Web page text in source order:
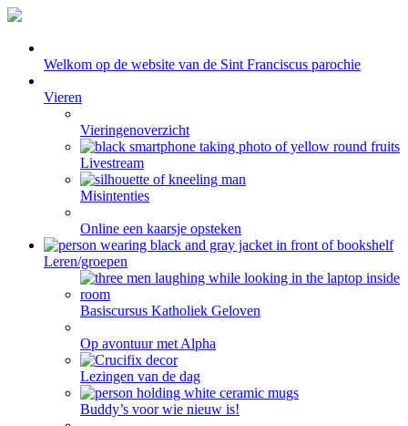
Welkom op de website van de Sint Franciscus parochie
Vieren
Vieringenoverzicht
Livestream
Misintenties
Online een kaarsje opsteken
Leren/groepen
Basiscursus Katholiek Geloven
Op avontuur met Alpha
Lezingen van de dag
Buddy’s voor wie nieuw is!